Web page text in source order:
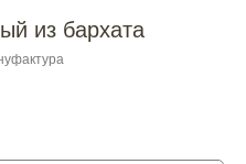
из бархата